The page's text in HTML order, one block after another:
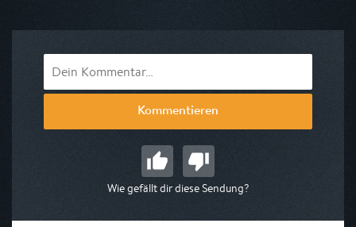
Kommentieren
Wie gefällt dir diese Sendung?